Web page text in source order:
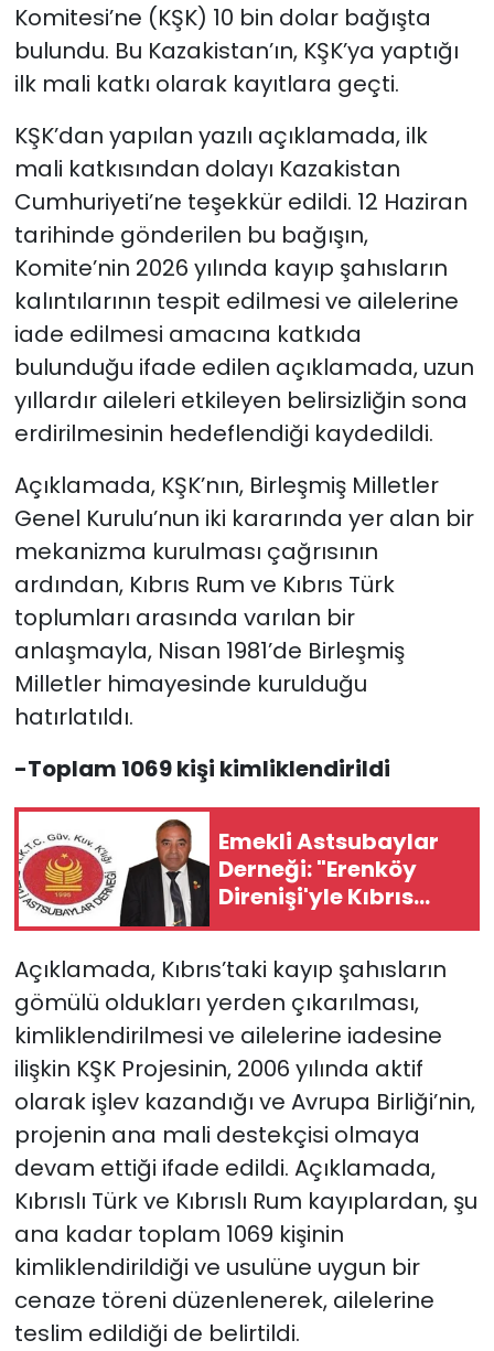
Komitesi’ne (KŞK) 10 bin dolar bağışta
bulundu. Bu Kazakistan’ın, KŞK’ya yaptığı
ilk mali katkı olarak kayıtlara geçti.
KŞK’dan yapılan yazılı açıklamada, ilk
mali katkısından dolayı Kazakistan
Cumhuriyeti’ne teşekkür edildi. 12 Haziran
tarihinde gönderilen bu bağışın,
Komite’nin 2026 yılında kayıp şahısların
kalıntılarının tespit edilmesi ve ailelerine
iade edilmesi amacına katkıda
bulunduğu ifade edilen açıklamada, uzun
yıllardır aileleri etkileyen belirsizliğin sona
erdirilmesinin hedeflendiği kaydedildi.
Açıklamada, KŞK’nın, Birleşmiş Milletler
Genel Kurulu’nun iki kararında yer alan bir
mekanizma kurulması çağrısının
ardından, Kıbrıs Rum ve Kıbrıs Türk
toplumları arasında varılan bir
anlaşmayla, Nisan 1981’de Birleşmiş
Milletler himayesinde kurulduğu
hatırlatıldı.
-Toplam 1069 kişi kimliklendirildi
Emekli Astsubaylar
Derneği: "Erenköy
Direnişi'yle Kıbrıs
Türk halkı
vazgeçmeyeceğini
dünyaya ilan etti"
Açıklamada, Kıbrıs’taki kayıp şahısların
gömülü oldukları yerden çıkarılması,
kimliklendirilmesi ve ailelerine iadesine
ilişkin KŞK Projesinin, 2006 yılında aktif
olarak işlev kazandığı ve Avrupa Birliği’nin,
projenin ana mali destekçisi olmaya
devam ettiği ifade edildi. Açıklamada,
Kıbrıslı Türk ve Kıbrıslı Rum kayıplardan, şu
ana kadar toplam 1069 kişinin
kimliklendirildiği ve usulüne uygun bir
cenaze töreni düzenlenerek, ailelerine
teslim edildiği de belirtildi.
SAĞLIK
Teknoloji
TÜRKiYE
Video Galeri
YAŞAM
Yazarlar